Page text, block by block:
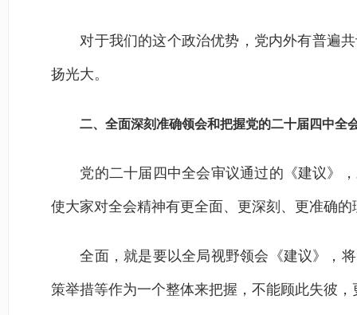
对于我们的这个政治优势，党内外有普遍共
扬光大。
二、全面深刻准确领会和把握党的二十届四中全
党的二十届四中全会审议通过的《建议》，
使大家对全会精神有更全面、更深刻、更准确的
全面，就是要以全局视野领会《建议》，将
策举措等作为一个整体来把握，不能顾此失彼